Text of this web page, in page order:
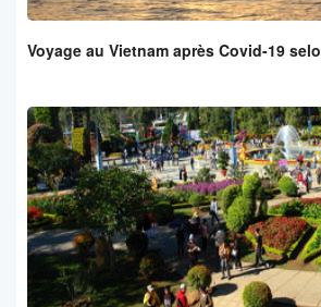
Voyage au Vietnam après Covid-19